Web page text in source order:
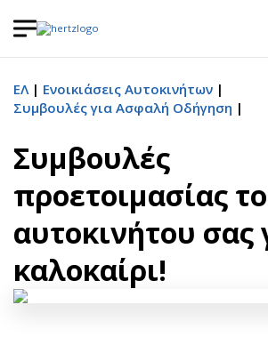
ΕΛ
Ενοικιάσεις Αυτοκινήτων
Συμβουλές για Ασφαλή Οδήγηση
Συμβουλές
προετοιμασίας
αυτοκινήτου σας
καλοκαίρι!